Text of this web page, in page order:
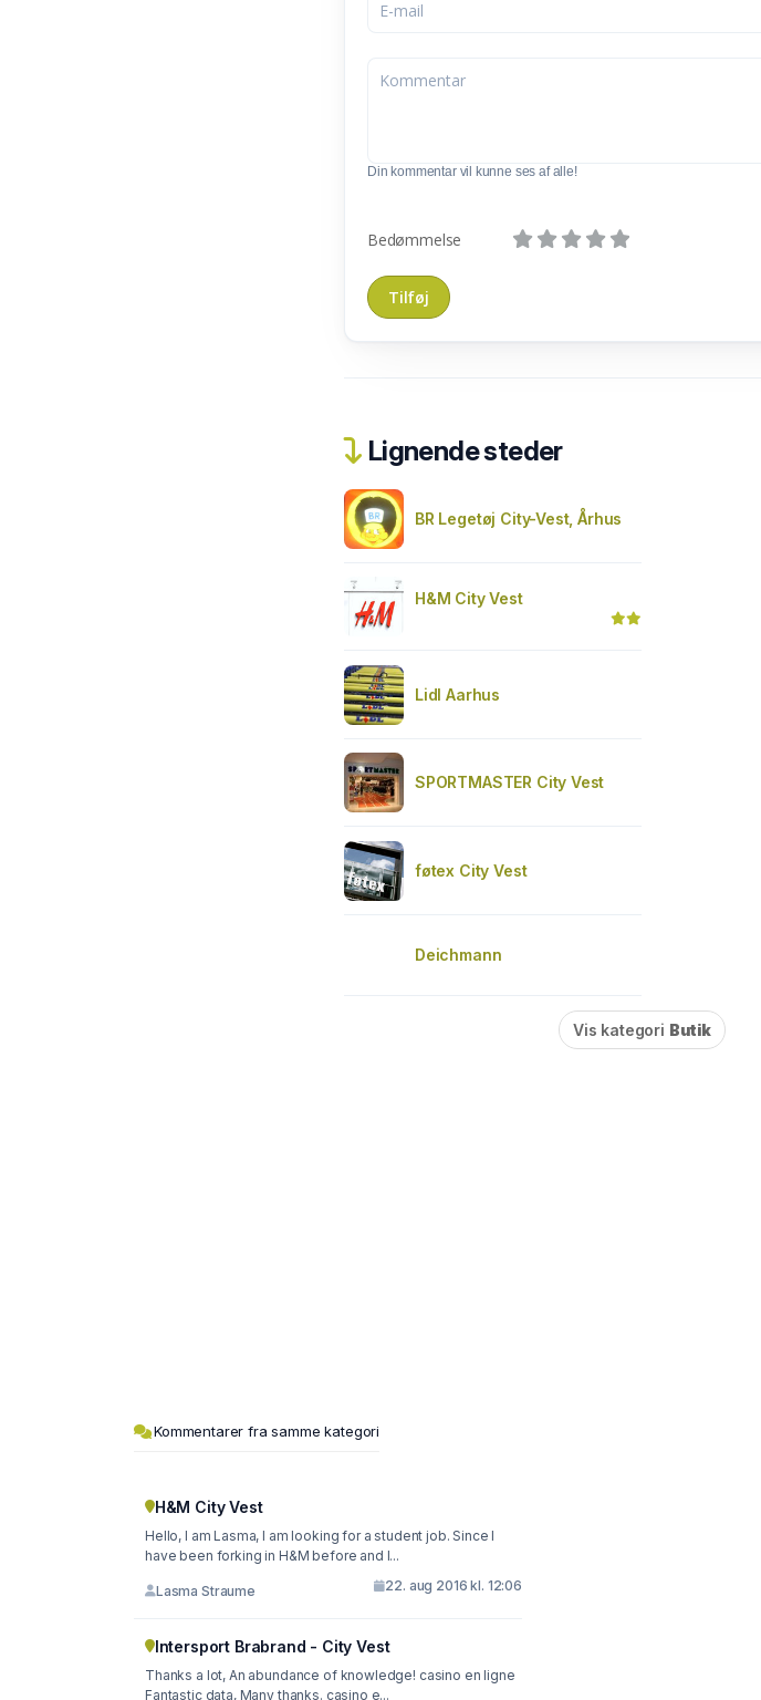
Din kommentar vil kunne ses af alle!
Bedømmelse
Lignende steder
BR Legetøj City-Vest, Århus
H&M City Vest
Lidl Aarhus
SPORTMASTER City Vest
føtex City Vest
Deichmann
Vis kategori Butik
Kommentarer fra samme kategori
H&M City Vest
Hello, I am Lasma, I am looking for a student job. Since I
have been forking in H&M before and I...
Lasma Straume 22. aug 2016 kl. 12:06
Intersport Brabrand - City Vest
Thanks a lot, An abundance of knowledge! casino en ligne
Fantastic data, Many thanks. casino e...